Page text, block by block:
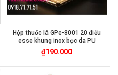
Hộp thuốc lá GPe-8001 20 điếu
esse khung inox bọc da PU
₫190.000